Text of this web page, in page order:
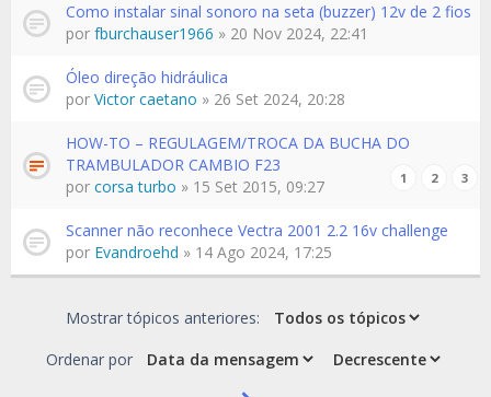
Como instalar sinal sonoro na seta (buzzer) 12v de 2 fios
por fburchauser1966 » 20 Nov 2024, 22:41
Óleo direção hidráulica
por Victor caetano » 26 Set 2024, 20:28
HOW-TO – REGULAGEM/TROCA DA BUCHA DO
TRAMBULADOR CAMBIO F23
1 2 3
por corsa turbo » 15 Set 2015, 09:27
Scanner não reconhece Vectra 2001 2.2 16v challenge
por Evandroehd » 14 Ago 2024, 17:25
Mostrar tópicos anteriores:
Ordenar por